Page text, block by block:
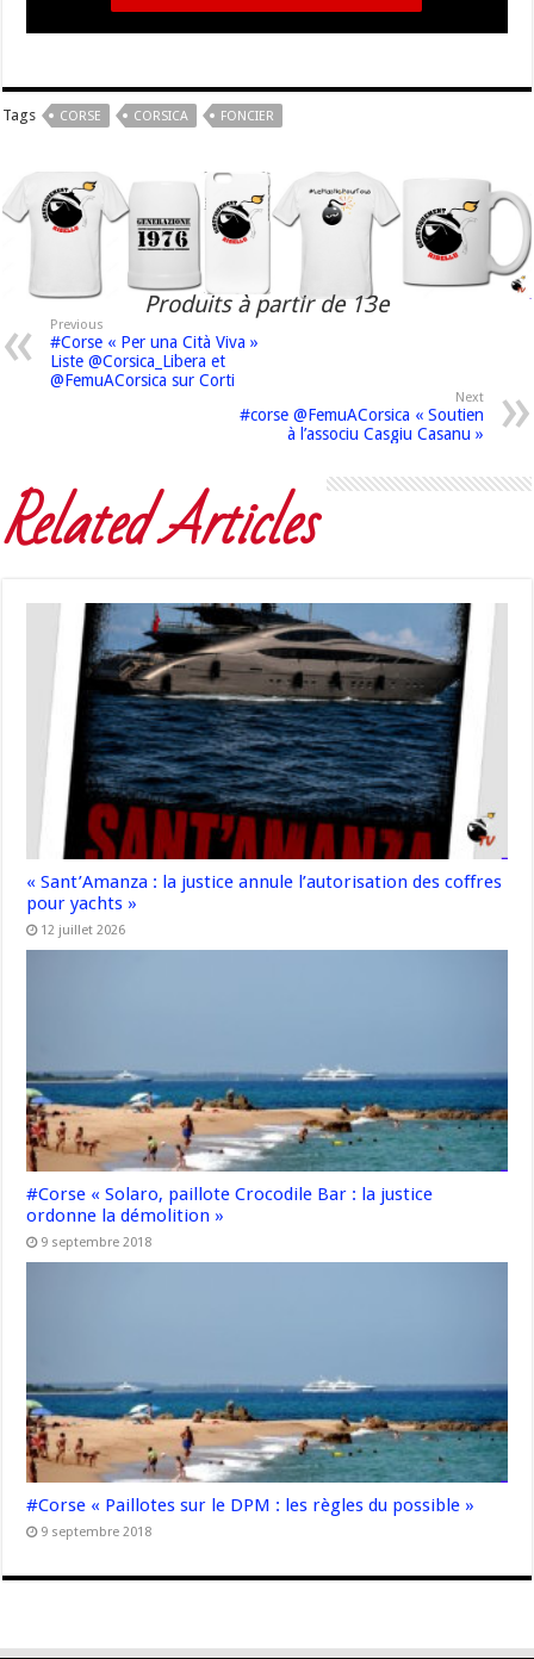
Tags CORSE CORSICA FONCIER
Produits à partir de 13e
Previous
#Corse « Per una Cità Viva »
Liste @Corsica_Libera et
@FemuACorsica sur Corti
Next
#corse @FemuACorsica « Soutien
à l’associu Casgiu Casanu »
Related Articles
« Sant’Amanza : la justice annule l’autorisation des coffres
pour yachts »
12 juillet 2026
#Corse « Solaro, paillote Crocodile Bar : la justice
ordonne la démolition »
9 septembre 2018
#Corse « Paillotes sur le DPM : les règles du possible »
9 septembre 2018